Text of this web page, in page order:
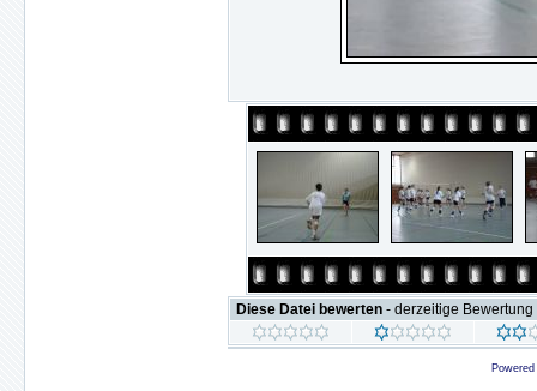
Diese Datei bewerten - derzeitige